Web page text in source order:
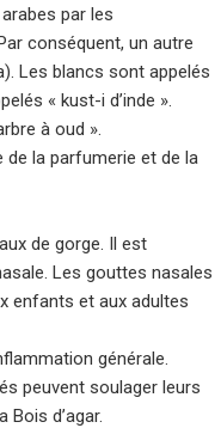
par les
conséquent, un autre
Les blancs sont appelés
« kust-i d’inde ».
à oud ».
de la parfumerie et de la
de gorge. Il est
Les gouttes nasales
enfants et aux adultes
générale.
peuvent soulager leurs
d’agar.